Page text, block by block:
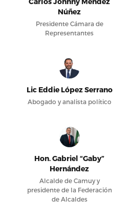
Núñez
Presidente Cámara de
Representantes
Lic Eddie López Serrano
Abogado y analista político
Hon. Gabriel “Gaby”
Hernández
Alcalde de Camuy y
presidente de la Federación
de Alcaldes